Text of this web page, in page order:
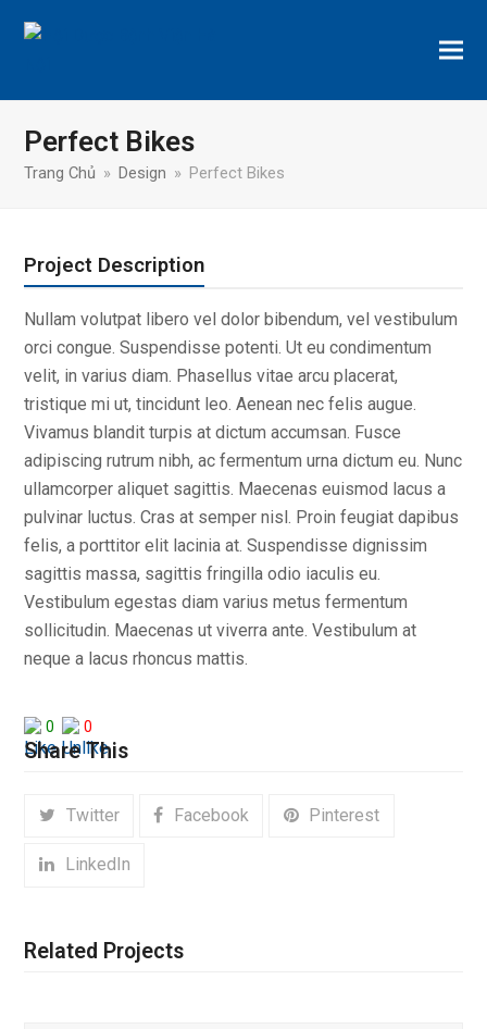
Perfect Bikes
Trang Chủ » Design » Perfect Bikes
Project Description
Nullam volutpat libero vel dolor bibendum, vel vestibulum
orci congue. Suspendisse potenti. Ut eu condimentum
velit, in varius diam. Phasellus vitae arcu placerat,
tristique mi ut, tincidunt leo. Aenean nec felis augue.
Vivamus blandit turpis at dictum accumsan. Fusce
adipiscing rutrum nibh, ac fermentum urna dictum eu. Nunc
ullamcorper aliquet sagittis. Maecenas euismod lacus a
pulvinar luctus. Cras at semper nisl. Proin feugiat dapibus
felis, a porttitor elit lacinia at. Suspendisse dignissim
sagittis massa, sagittis fringilla odio iaculis eu.
Vestibulum egestas diam varius metus fermentum
sollicitudin. Maecenas ut viverra ante. Vestibulum at
neque a lacus rhoncus mattis.
0 0
Share This
Twitter Facebook Pinterest
LinkedIn
Related Projects